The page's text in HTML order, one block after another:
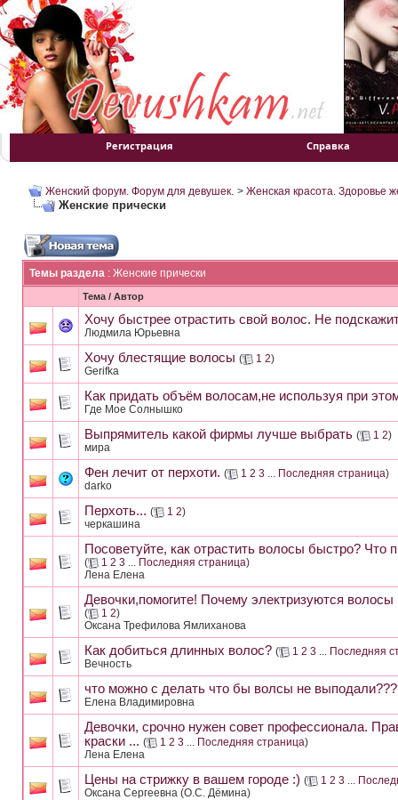
Регистрация Справка
Женский форум. Форум для девушек. > Женская красота. Здоровье
Женские прически
Темы раздела : Женские прически
Тема / Автор
Хочу быстрее отрастить свой волос. Не
Людмила Юрьевна
Хочу блестящие волосы ( 1 2)
Gerifka
Как придать объём волосам,не используя при
Где Мое Солнышко
Выпрямитель какой фирмы лучше выбрать ( 1 2)
мира
Фен лечит от перхоти. ( 1 2 3 ... Последняя страница)
darko
Перхоть... ( 1 2)
черкашина
Посоветуйте, как отрастить волосы быстро? Что
( 1 2 3 ... Последняя страница)
Лена Елена
Девочки,помогите! Почему электризуются волосы
( 1 2)
Оксана Трефилова Ямлиханова
Как добиться длинных волос? ( 1 2 3 ... Последняя
Вечность
что можно с делать что бы волсы не
Елена Владимировна
Девочки, срочно нужен совет профессионала.
краски ... ( 1 2 3 ... Последняя страница)
Лена Елена
Цены на стрижку в вашем городе :) ( 1 2 3 ...
Оксана Сергеевна (О.С. Дёмина)